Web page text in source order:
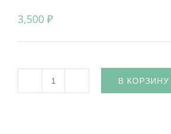
3,500 ₽
В КОРЗИНУ